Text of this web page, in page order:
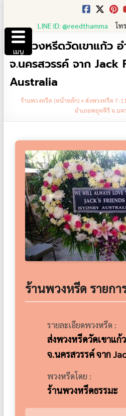
content
LINE ID: @reedthamma โท
ส่งพวงหรีดวัดเขาแก้ว
จ.นครสวรรค์ จาก Jack
Australia
ร้านพวงหรีด (หน้าหลัก)»ส่งพวงหรีด 7-
อำเภอพยุหคีรี จ.นค
ร้านพวงหรีด รายก
รายละเอียดพวงหรีด :
ส่งพวงหรีดวัดเขาแ
จ.นครสวรรค์ จาก
พวงหรีดโดย :
ร้านพวงหรีดธรรมะ
เมนู